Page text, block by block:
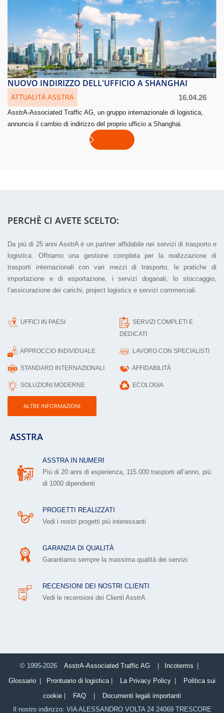
NUOVO INDIRIZZO DELL'UFFICIO A SHANGHAI
ATTUALITÀ ASSTRA 16.04.26
AsstrA-Associated Traffic AG, un gruppo internazionale di logistica,
annuncia il cambio di indirizzo del proprio ufficio a Shanghai.
PERCHÈ CI AVETE SCELTO:
Da più di 25 anni AsstrA è un partner affidabile nei servizi di trasporto e
logistica. Offriamo una gestione completa per la realizzazione di
trasporti internazionali con vari mezzi di trasporto, le pratiche di
importazione e di esportazione, i servizi doganali, lo stoccaggio,
l’assicurazione dei carichi, project logistics e servizi commerciali.
UFFICI IN PAESI
SERVIZI COMPLETI E
DEDICATI
APPROCCIO INDIVIDUALE LAVORO CON SPECIALISTI
STANDARD INTERNAZIONALI AFFIDABILITÀ
SOLUZIONI MODERNE ECOLOGIA
ALTRE INFORMAZIONI
ASSTRA
ASSTRA IN NUMERI
Più di 20 anni di esperienza, 115.000 trasporti all’anno, più
di 1000 dipendenti
PROGETTI REALIZZATI
Vedi i nostri progetti più interessanti
GARANZIA DI QUALITÀ
Garantiamo sempre la massima qualità dei servizi
RECENSIONI DEI NOSTRI CLIENTI
Vedi le recensioni dei Сlienti AsstrA
© 1995-2026 AsstrA-Associated Traffic AG Incoterms
Glossario
Prontuario di logistica| La Privacy Policy
Politica sui
cookie
FAQ
Documenti legali importanti
Il nostro indirizzo: VIA ALESSANDRO VOLTA 24 24069 TRESCORE